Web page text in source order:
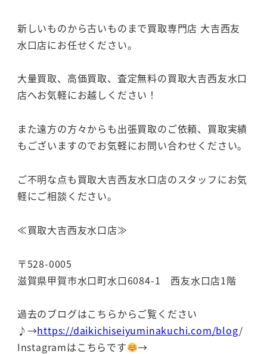
新しいものから古いものまで買取専門店 大吉西友
水口店にお任せください。
大量買取、高価買取、査定無料の買取大吉西友水口
店へお気軽にお越しください！
また遠方の方々からも出張買取のご依頼、買取実績
もございますのでお気軽にお問い合わせください。
ご不明な点も買取大吉西友水口店のスタッフにお気
軽にご相談ください。
≪買取大吉西友水口店≫
〒528-0005
滋賀県甲賀市水口町水口6084-1 西友水口店1階
過去のブログはこちらからご覧ください
♪→https://daikichiseiyuminakuchi.com/blog/
Instagramはこちらです
→